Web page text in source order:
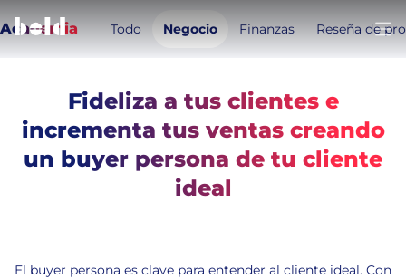
Academia Todo Negocio Finanzas Reseña de
Fideliza a tus clientes e
incrementa tus ventas creando
un buyer persona de tu cliente
ideal
Temas de este artículo:
El buyer persona es clave para entender al cliente ideal. Con